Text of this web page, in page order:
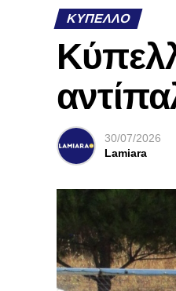
ΚΎΠΕΛΛΟ
30/07/2026
Lamiara